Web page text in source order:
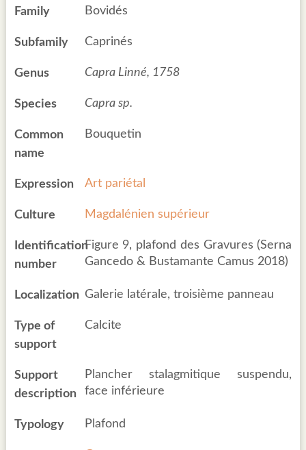
Family Bovidés
Subfamily Caprinés
Genus Capra Linné, 1758
Species Capra sp.
Common
name
Bouquetin
Expression Art pariétal
Culture Magdalénien supérieur
Identification
number
Figure 9, plafond des Gravures (Serna
Gancedo & Bustamante Camus 2018)
Localization Galerie latérale, troisième panneau
Type of
support
Calcite
Support
description
Plancher stalagmitique suspendu,
face inférieure
Typology Plafond